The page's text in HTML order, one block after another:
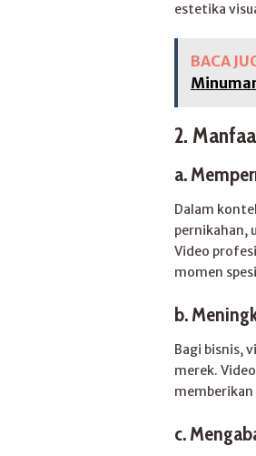
estetika
BACA
2.
a.
Dalam
pernikahan,
Video
momen
b.
Bagi bisnis,
merek.
c.